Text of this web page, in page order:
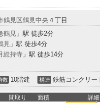
鶴見区鶴見中央 ４丁目
鶴見 」駅 徒歩2分
見 」駅 徒歩4分
総持寺 」駅 徒歩14分
数 10階建 構造 鉄筋コンクリー
間取り 面積 詳細